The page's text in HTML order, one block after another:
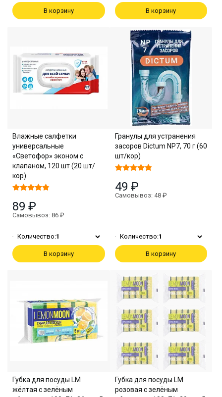
В корзину В корзину
Влажные салфетки
универсальные
«Светофор» эконом с
клапаном, 120 шт (20 шт/
кор)
89 ₽
Самовывоз: 86 ₽
Количество:1
В корзину
Гранулы для устранения
засоров Dictum NP7, 70 г (60
шт/кор)
49 ₽
Самовывоз: 48 ₽
Количество:1
В корзину
Губка для посуды LM
жёлтая с зелёным
Губка для посуды LM
розовая с зелёным